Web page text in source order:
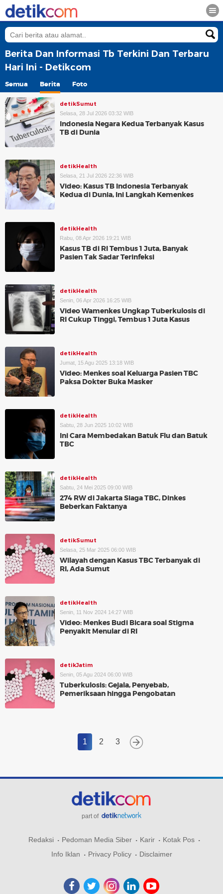
Berita Dan Informasi Tb Terkini Dan Terbaru
Hari Ini - Detikcom
Semua Berita Foto
detikSumut
Selasa, 28 Jul 2026 03:32 WIB
Indonesia Negara Kedua Terbanyak Kasus
TB di Dunia
detikHealth
Selasa, 21 Jul 2026 22:36 WIB
Video: Kasus TB Indonesia Terbanyak
Kedua di Dunia, Ini Langkah Kemenkes
detikHealth
Rabu, 08 Apr 2026 19:21 WIB
Kasus TB di RI Tembus 1 Juta, Banyak
Pasien Tak Sadar Terinfeksi
detikHealth
Senin, 06 Apr 2026 16:25 WIB
Video Wamenkes Ungkap Tuberkulosis di
RI Cukup Tinggi, Tembus 1 Juta Kasus
detikHealth
Jumat, 15 Agu 2025 13:18 WIB
Video: Menkes soal Keluarga Pasien TBC
Paksa Dokter Buka Masker
detikHealth
Sabtu, 28 Jun 2025 10:02 WIB
Ini Cara Membedakan Batuk Flu dan Batuk
TBC
detikHealth
Sabtu, 24 Mei 2025 09:00 WIB
274 RW di Jakarta Siaga TBC, Dinkes
Beberkan Faktanya
detikSumut
Selasa, 25 Mar 2025 06:00 WIB
Wilayah dengan Kasus TBC Terbanyak di
RI, Ada Sumut
detikHealth
Senin, 11 Nov 2024 14:27 WIB
Video: Menkes Budi Bicara soal Stigma
Penyakit Menular di RI
detikJatim
Senin, 05 Agu 2024 06:00 WIB
Tuberkulosis: Gejala, Penyebab,
Pemeriksaan hingga Pengobatan
1 2 3
part of
Redaksi Pedoman Media Siber Karir
Kotak Pos
Info Iklan
Privacy Policy Disclaimer